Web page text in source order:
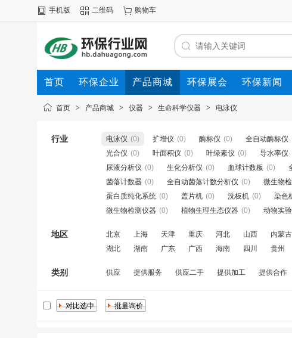
手机版 二维码 购物车
首页 环保企业 产品商城 环保展会 环保新闻
首页 > 产品商城 > 仪器 > 生命科学仪器 > 电泳仪
行业 电泳仪 (0) 扩增仪 (0) 酶标仪 (0) 全自动酶标仪
光合仪 (0) 叶面积仪 (0) 叶绿素仪 (0) 导水率仪
尿液分析仪 (0) 生化分析仪 (0) 血球计数板 (0)
菌落计数器 (0) 全自动菌落计数分析仪 (0) 微生物
蛋白质纯化系统 (0) 盖片机 (0) 洗板机 (0) 染色
微生物检测仪器 (0) 植物生理生态仪器 (0) 动物实
地区 北京 上海 天津 重庆 河北 山西 内蒙古
湖北
湖南 广东 广西 海南 四川 贵州
类别 供应 提供服务 供应二手 提供加工 提供合作